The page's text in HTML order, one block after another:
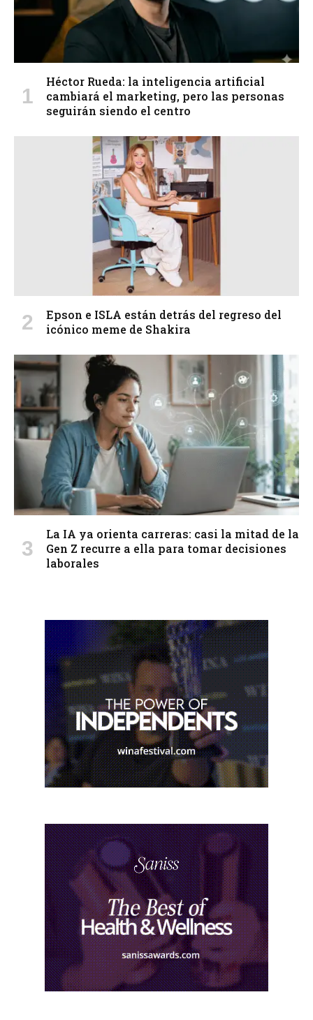
Héctor Rueda: la inteligencia artificial
cambiará el marketing, pero las personas
seguirán siendo el centro
Epson e ISLA están detrás del regreso del
icónico meme de Shakira
La IA ya orienta carreras: casi la mitad de la
Gen Z recurre a ella para tomar decisiones
laborales